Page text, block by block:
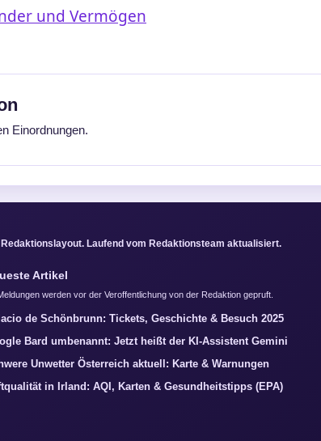
und Vermögen
Einordnungen.
Laufend vom Redaktionsteam aktualisiert.
Artikel
werden vor der Veroffentlichung von der Redaktion gepruft.
de Schönbrunn: Tickets, Geschichte & Besuch 2025
Bard umbenannt: Jetzt heißt der KI-Assistent Gemini
Unwetter Österreich aktuell: Karte & Warnungen
in Irland: AQI, Karten & Gesundheitstipps (EPA)